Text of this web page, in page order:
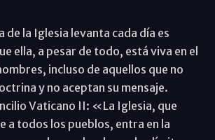
de la Iglesia levanta cada día es
ella, a pesar de todo, está viva en el
incluso de aquellos que no
y no aceptan su mensaje.
Vaticano II: «La Iglesia, que
a todos los pueblos, entra en la